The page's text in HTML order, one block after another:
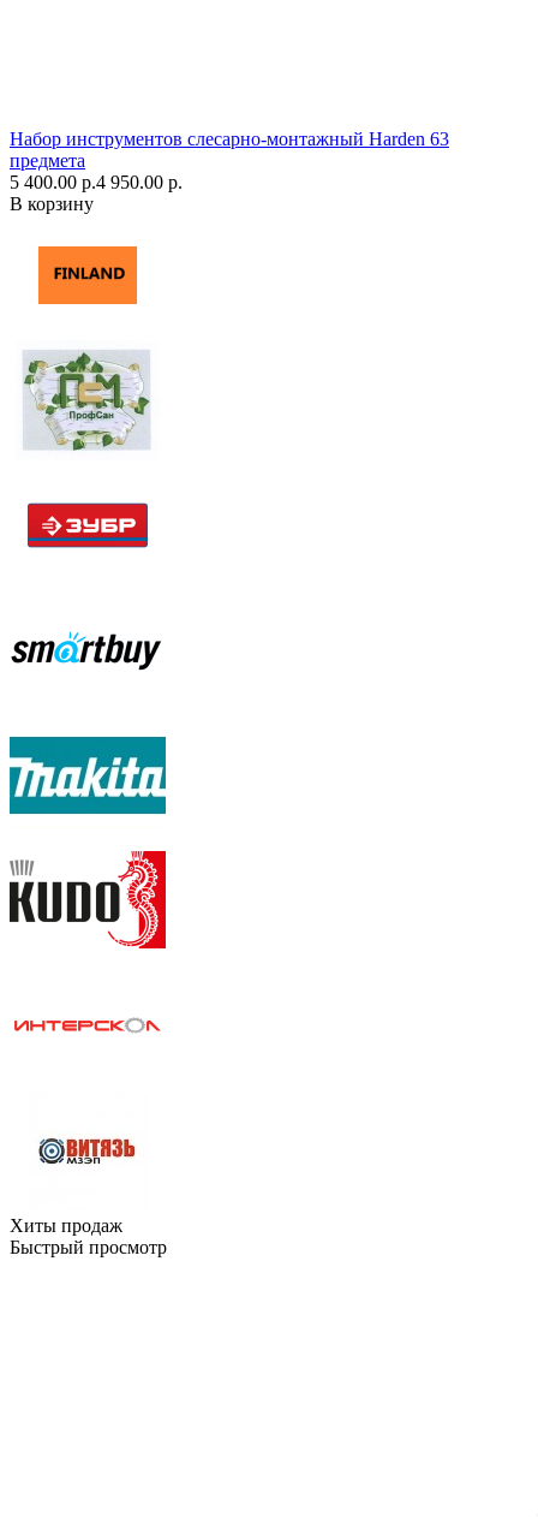
Набор инструментов слесарно-монтажный Harden 63
предмета
5 400.00 р.4 950.00 р.
В корзину
Хиты продаж
Быстрый просмотр